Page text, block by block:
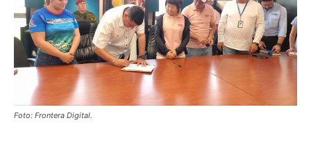
Foto: Frontera Digital.